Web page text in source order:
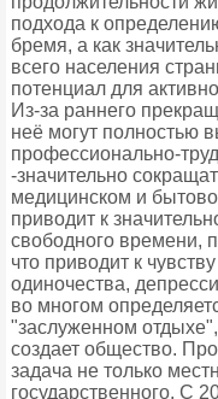
подхода к
бремя, а как
всего населения
потенциал для
Из-за раннего
неё могут полностью
профессионально-
-значительно
медицинском и
приводит к
свободного времени,
что приводит к
одиночества,
во многом
"заслуженном
создает общество.
задача не только
государственного. С